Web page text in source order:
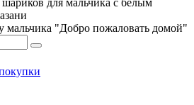
мальчика "Добро пожаловать домой"